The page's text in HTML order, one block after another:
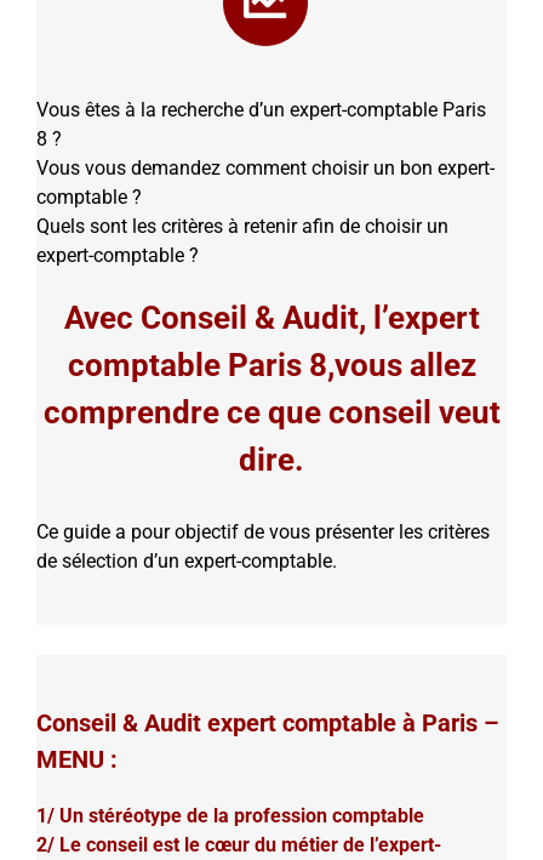
Vous êtes à la recherche d’un expert-comptable Paris
8 ?
Vous vous demandez comment choisir un bon expert-
comptable ?
Quels sont les critères à retenir afin de choisir un
expert-comptable ?
Avec Conseil & Audit, l’expert
comptable Paris 8,vous allez
comprendre ce que conseil veut
dire.
Ce guide a pour objectif de vous présenter les critères
de sélection d’un expert-comptable.
Conseil & Audit expert comptable à Paris –
MENU :
1/ Un stéréotype de la profession comptable
2/ Le conseil est le cœur du métier de l’expert-